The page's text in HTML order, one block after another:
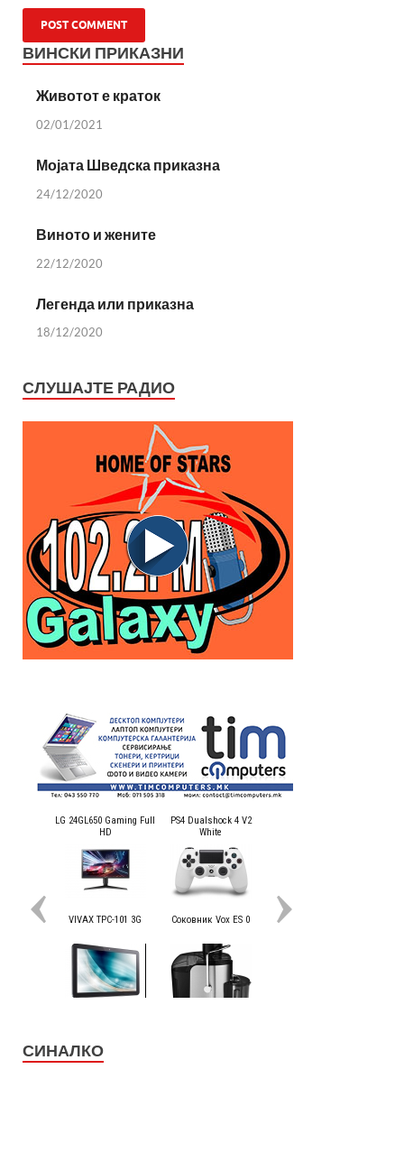
ВИНСКИ ПРИКАЗНИ
Животот е краток
02/01/2021
Мојата Шведска приказна
24/12/2020
Виното и жените
22/12/2020
Легенда или приказна
18/12/2020
СЛУШАЈТЕ РАДИО
СИНАЛКО